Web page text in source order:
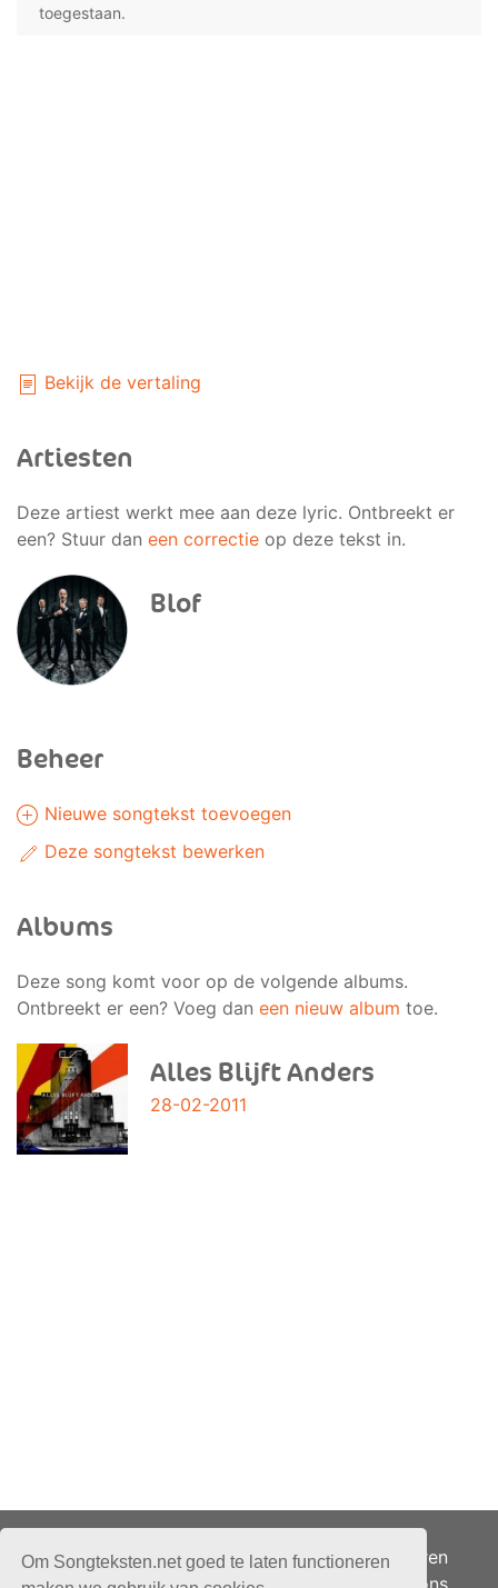
Om Songteksten.net goed te laten functioneren
toegestaan.
Bekijk de vertaling
Artiesten
Deze artiest werkt mee aan deze lyric. Ontbreekt er
een? Stuur dan een correctie op deze tekst in.
Blof
Beheer
Nieuwe songtekst toevoegen
Deze songtekst bewerken
Albums
Deze song komt voor op de volgende albums.
Ontbreekt er een? Voeg dan een nieuw album toe.
Alles Blijft Anders
28-02-2011
Adverteren
Over ons